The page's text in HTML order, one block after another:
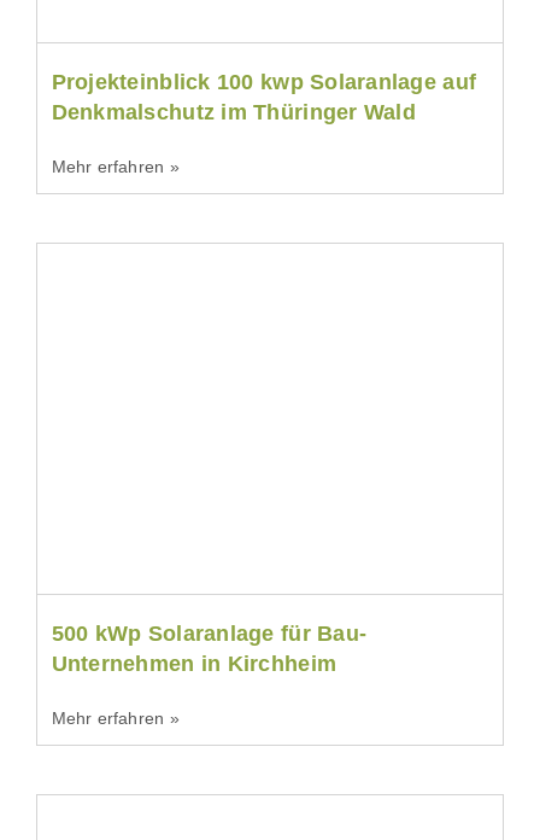
Projekteinblick 100 kwp Solaranlage auf
Denkmalschutz im Thüringer Wald
Mehr erfahren »
500 kWp Solaranlage für Bau-
Unternehmen in Kirchheim
Mehr erfahren »